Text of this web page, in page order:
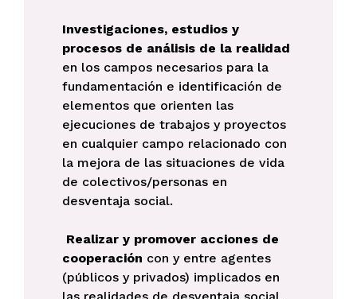
Investigaciones, estudios y
procesos de análisis de la realidad
en los campos necesarios para la
fundamentación e identificación de
elementos que orienten las
ejecuciones de trabajos y proyectos
en cualquier campo relacionado con
la mejora de las situaciones de vida
de colectivos/personas en
desventaja social.
Realizar y promover acciones de
cooperación con y entre agentes
(públicos y privados) implicados en